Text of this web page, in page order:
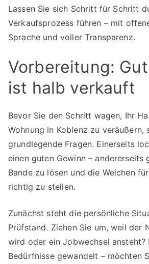
Lassen Sie sich Schritt für Schritt
Verkaufsprozess führen – mit
Sprache und voller Transparenz.
Vorbereitung:
ist halb verkauft
Bevor Sie den Schritt wagen, Ihr
Wohnung in Koblenz zu veräußern,
grundlegende Fragen. Einerseits
einen guten Gewinn – andererseits
Bande zu lösen und die Weichen
richtig zu stellen.
Zunächst steht die persönliche
Prüfstand. Ziehen Sie um, weil der
wird oder ein Jobwechsel ansteht?
Bedürfnisse gewandelt – möchten